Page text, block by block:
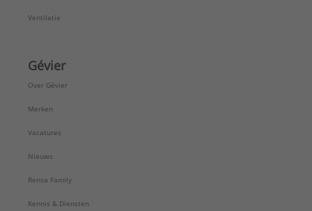
Ventilatie
Gévier
Over Gévier
Merken
Vacatures
Nieuws
Rensa Family
Kennis & Diensten